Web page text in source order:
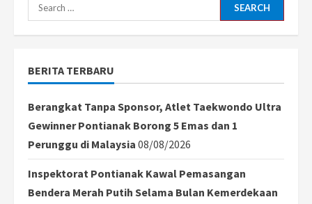
Search
for:
BERITA TERBARU
Berangkat Tanpa Sponsor, Atlet Taekwondo Ultra
Gewinner Pontianak Borong 5 Emas dan 1
Perunggu di Malaysia 08/08/2026
Inspektorat Pontianak Kawal Pemasangan
Bendera Merah Putih Selama Bulan Kemerdekaan